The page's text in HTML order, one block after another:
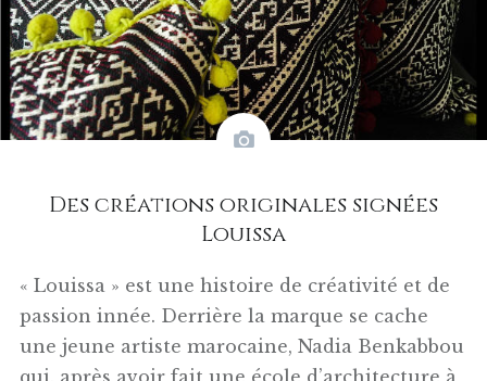
Des créations originales signées
Louissa
« Louissa » est une histoire de créativité et de
passion innée. Derrière la marque se cache
une jeune artiste marocaine, Nadia Benkabbou